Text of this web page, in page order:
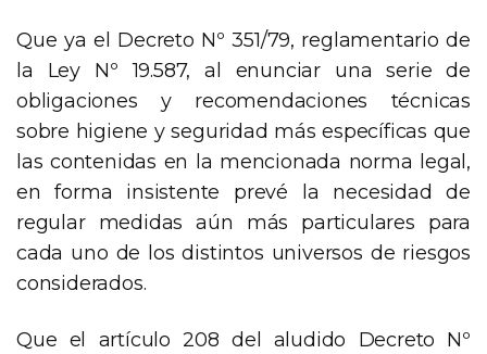
Que ya el Decreto Nº 351/79, reglamentario de
la Ley Nº 19.587, al enunciar una serie de
obligaciones y recomendaciones técnicas
sobre higiene y seguridad más específicas que
las contenidas en la mencionada norma legal,
en forma insistente prevé la necesidad de
regular medidas aún más particulares para
cada uno de los distintos universos de riesgos
considerados.
Que el artículo 208 del aludido Decreto Nº